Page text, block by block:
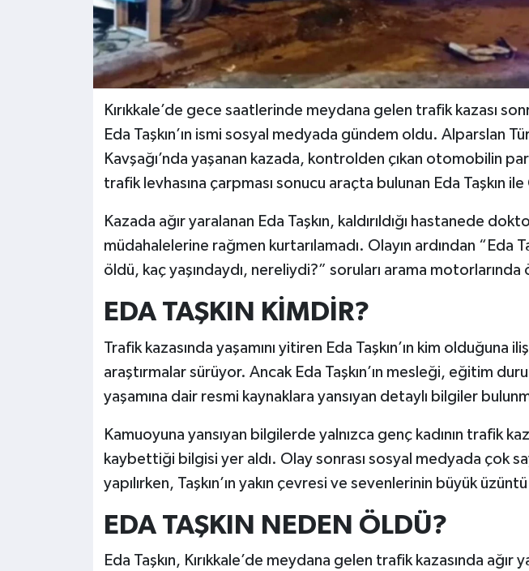
Kırıkkale’de gece saatlerinde meydana gelen trafik kazası
Eda Taşkın’ın ismi sosyal medyada gündem oldu. Alparslan
Kavşağı’nda yaşanan kazada, kontrolden çıkan otomobilin
trafik levhasına çarpması sonucu araçta bulunan Eda Taşkın
Kazada ağır yaralanan Eda Taşkın, kaldırıldığı hastanede
müdahalelerine rağmen kurtarılamadı. Olayın ardından “Eda
öldü, kaç yaşındaydı, nereliydi?” soruları arama motorlarında
EDA TAŞKIN KİMDİR?
Trafik kazasında yaşamını yitiren Eda Taşkın’ın kim olduğuna
araştırmalar sürüyor. Ancak Eda Taşkın’ın mesleği, eğitim
yaşamına dair resmi kaynaklara yansıyan detaylı bilgiler
Kamuoyuna yansıyan bilgilerde yalnızca genç kadının trafik
kaybettiği bilgisi yer aldı. Olay sonrası sosyal medyada çok
yapılırken, Taşkın’ın yakın çevresi ve sevenlerinin büyük
EDA TAŞKIN NEDEN ÖLDÜ?
Eda Taşkın, Kırıkkale’de meydana gelen trafik kazasında ağır